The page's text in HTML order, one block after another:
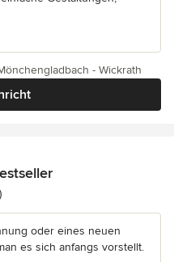
- Wickrath
5 Sternen
oder eines neuen
es sich anfangs vorstellt.